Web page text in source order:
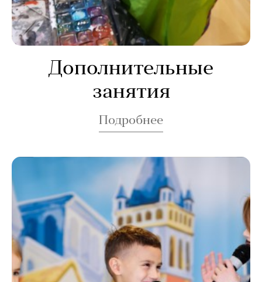
Дополнительные
занятия
Подробнее